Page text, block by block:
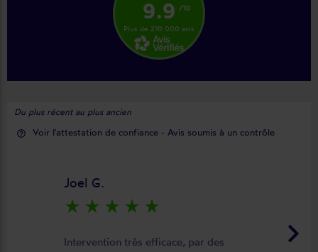
9.9 /10
Plus de 210 000 avis
Du plus récent au plus ancien
help_outline Voir l'attestation de confiance - Avis soumis à un contrôle
keyboard_arrow_right
Joel G.
star_rate star_rate star_rate star_rate star_rate
Intervention très efficace, par des